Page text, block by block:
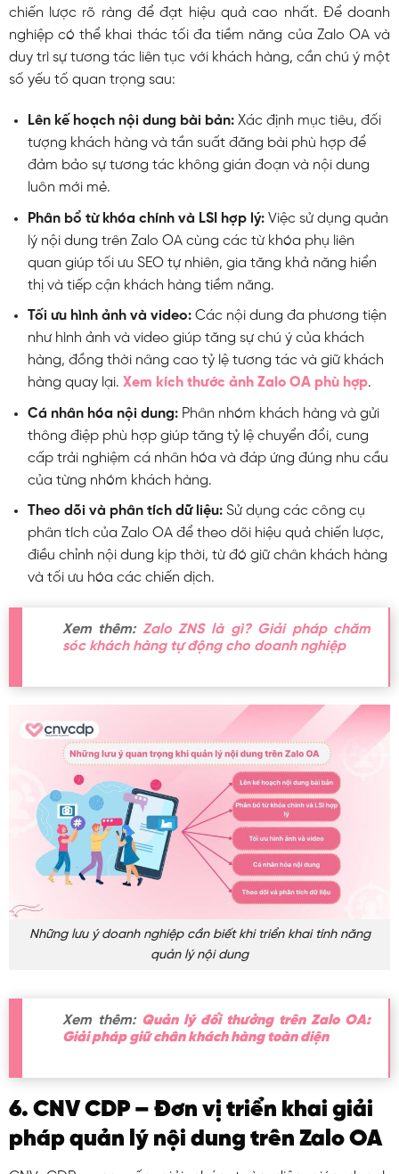
chiến lược rõ ràng để đạt hiệu quả cao nhất. Để doanh
nghiệp có thể khai thác tối đa tiềm năng của Zalo OA và
duy trì sự tương tác liên tục với khách hàng, cần chú ý một
số yếu tố quan trọng sau:
Lên kế hoạch nội dung bài bản: Xác định mục tiêu, đối
tượng khách hàng và tần suất đăng bài phù hợp để
đảm bảo sự tương tác không gián đoạn và nội dung
luôn mới mẻ.
Phân bổ từ khóa chính và LSI hợp lý: Việc sử dụng quản
lý nội dung trên Zalo OA cùng các từ khóa phụ liên
quan giúp tối ưu SEO tự nhiên, gia tăng khả năng hiển
thị và tiếp cận khách hàng tiềm năng.
Tối ưu hình ảnh và video: Các nội dung đa phương tiện
như hình ảnh và video giúp tăng sự chú ý của khách
hàng, đồng thời nâng cao tỷ lệ tương tác và giữ khách
hàng quay lại. Xem kích thước ảnh Zalo OA phù hợp.
Cá nhân hóa nội dung: Phân nhóm khách hàng và gửi
thông điệp phù hợp giúp tăng tỷ lệ chuyển đổi, cung
cấp trải nghiệm cá nhân hóa và đáp ứng đúng nhu cầu
của từng nhóm khách hàng.
Theo dõi và phân tích dữ liệu: Sử dụng các công cụ
phân tích của Zalo OA để theo dõi hiệu quả chiến lược,
điều chỉnh nội dung kịp thời, từ đó giữ chân khách hàng
và tối ưu hóa các chiến dịch.
Xem thêm: Zalo ZNS là gì? Giải pháp chăm
sóc khách hàng tự động cho doanh nghiệp
Những lưu ý doanh nghiệp cần biết khi triển khai tính năng
quản lý nội dung
Xem thêm: Quản lý đổi thưởng trên Zalo OA:
Giải pháp giữ chân khách hàng toàn diện
6. CNV CDP – Đơn vị triển khai giải
pháp quản lý nội dung trên Zalo OA